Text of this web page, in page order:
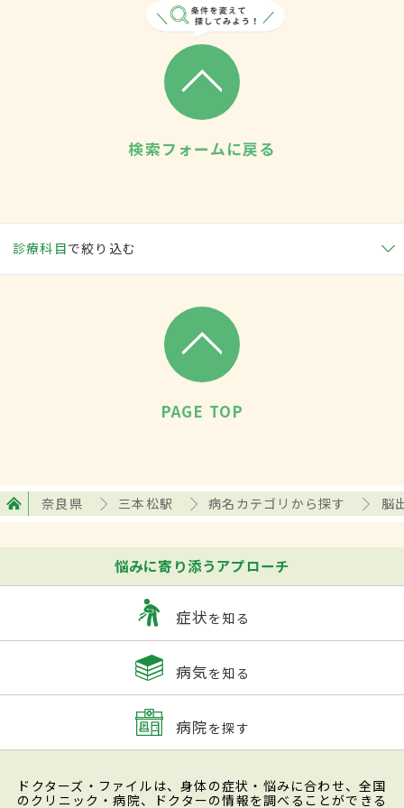
検索フォームに戻る
診療科目で絞り込む
PAGE TOP
奈良県 三本松駅 病名カテゴリから探す 脳
悩みに寄り添うアプローチ
症状を知る
病気を知る
病院を探す
ドクターズ・ファイルは、身体の症状・悩みに合わせ、全国
のクリニック・病院、ドクターの情報を調べることができる